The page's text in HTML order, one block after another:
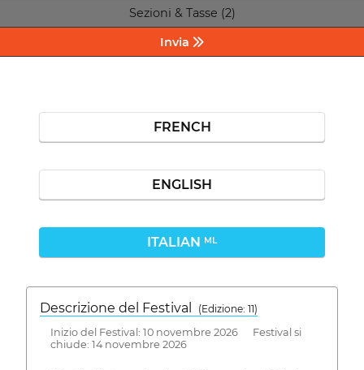
Sezioni & Tasse (2)
Invia
FRENCH
ENGLISH
ITALIAN ML
Descrizione del Festival
( Edizione: 11)
Inizio del Festival: 10 novembre 2026 Festival si
chiude: 14 novembre 2026